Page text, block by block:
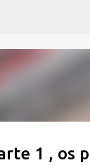
1 , os